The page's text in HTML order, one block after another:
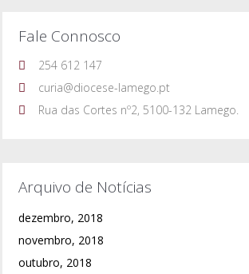
Fale Connosco
254 612 147
curia@diocese-lamego.pt
Rua das Cortes nº2, 5100-132 Lamego.
Arquivo de Notícias
dezembro, 2018
novembro, 2018
outubro, 2018